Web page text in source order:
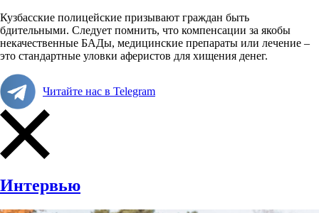
Кузбасские полицейские призывают граждан быть
бдительными. Следует помнить, что компенсации за якобы
некачественные БАДы, медицинские препараты или лечение –
это стандартные уловки аферистов для хищения денег.
Читайте нас в Telegram
Интервью